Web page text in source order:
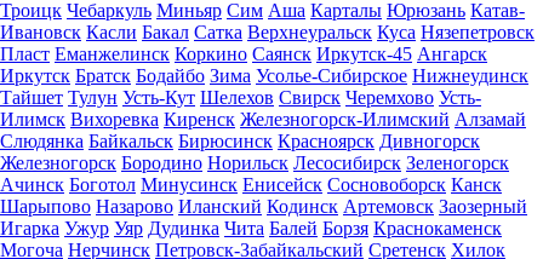
Троицк Чебаркуль Миньяр Сим Аша Карталы Юрюзань Катав-
Ивановск Касли Бакал Сатка Верхнеуральск Куса Нязепетровск
Пласт Еманжелинск Коркино Саянск Иркутск-45 Ангарск
Иркутск Братск Бодайбо Зима Усолье-Сибирское Нижнеудинск
Тайшет Тулун Усть-Кут Шелехов Свирск Черемхово Усть-
Илимск Вихоревка Киренск Железногорск-Илимский Алзамай
Слюдянка Байкальск Бирюсинск Красноярск Дивногорск
Железногорск Бородино Норильск Лесосибирск Зеленогорск
Ачинск Боготол Минусинск Енисейск Сосновоборск Канск
Шарыпово Назарово Иланский Кодинск Артемовск Заозерный
Игарка Ужур Уяр Дудинка Чита Балей Борзя Краснокаменск
Могоча Нерчинск Петровск-Забайкальский Сретенск Хилок